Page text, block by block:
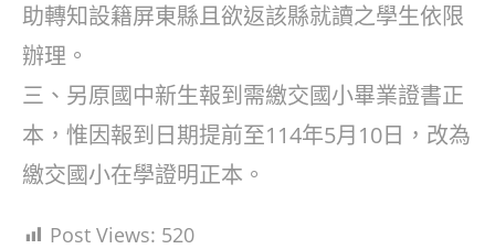
助轉知設籍屏東縣且欲返該縣就讀之學生依限
辦理。
三、另原國中新生報到需繳交國小畢業證書正
本，惟因報到日期提前至114年5月10日，改為
繳交國小在學證明正本。
Post Views: 520